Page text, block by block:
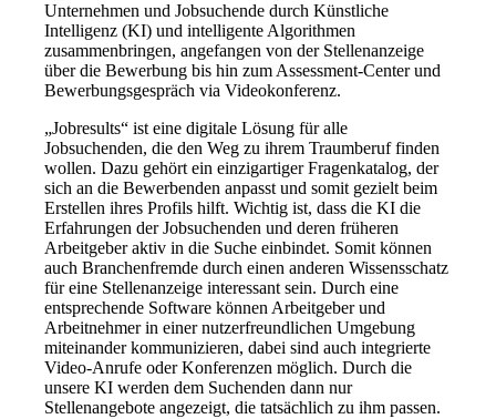
Unternehmen und Jobsuchende durch Künstliche
Intelligenz (KI) und intelligente Algorithmen
zusammenbringen, angefangen von der Stellenanzeige
über die Bewerbung bis hin zum Assessment-Center und
Bewerbungsgespräch via Videokonferenz.
„Jobresults“ ist eine digitale Lösung für alle
Jobsuchenden, die den Weg zu ihrem Traumberuf finden
wollen. Dazu gehört ein einzigartiger Fragenkatalog, der
sich an die Bewerbenden anpasst und somit gezielt beim
Erstellen ihres Profils hilft. Wichtig ist, dass die KI die
Erfahrungen der Jobsuchenden und deren früheren
Arbeitgeber aktiv in die Suche einbindet. Somit können
auch Branchenfremde durch einen anderen Wissensschatz
für eine Stellenanzeige interessant sein. Durch eine
entsprechende Software können Arbeitgeber und
Arbeitnehmer in einer nutzerfreundlichen Umgebung
miteinander kommunizieren, dabei sind auch integrierte
Video-Anrufe oder Konferenzen möglich. Durch die
unsere KI werden dem Suchenden dann nur
Stellenangebote angezeigt, die tatsächlich zu ihm passen.